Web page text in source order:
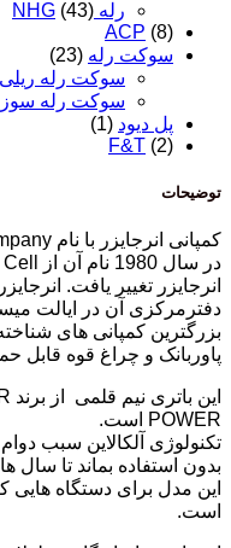
رله NHG (43)
ACP (8)
سوکت رله (23)
سوکت رله ریلی
سوکت رله
پل دیود (1)
F&T (2)
توضیحات
انرجایزر تغییر یافت.
دفترمرکزی آن در ایالت
بزرگترین کمپانی های
پاوربانک و چراغ قوه قابل
POWER است.
تکنولوژی آلکالاین سبب
بدون استفاده بماند تا سال
این مدل برای دستگاه هایی
است.